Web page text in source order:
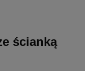
ścianką